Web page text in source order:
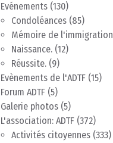
Evénements (130)
Condoléances (85)
Mémoire de l'immigration
Naissance. (12)
Réussite. (9)
Evènements de l'ADTF (15)
Forum ADTF (5)
Galerie photos (5)
L'association: ADTF (372)
Activités citoyennes (333)